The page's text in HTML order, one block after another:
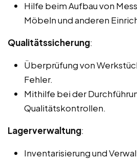
Hilfe beim Aufbau von
Möbeln und anderen
Qualitätssicherung:
Überprüfung von
Fehler.
Mithilfe bei der
Qualitätskontrollen.
Lagerverwaltung:
Inventarisierung und